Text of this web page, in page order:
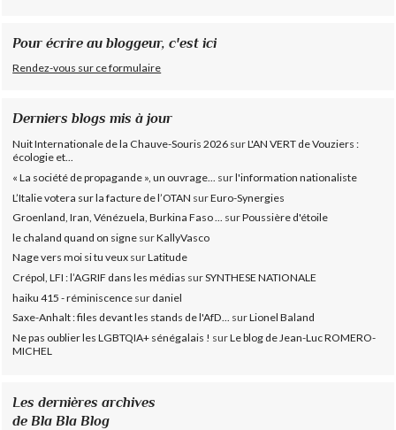
Pour écrire au bloggeur, c'est ici
Rendez-vous sur ce formulaire
Derniers blogs mis à jour
Nuit Internationale de la Chauve-Souris 2026 surL'AN VERT de Vouziers :
écologie et...
« La société de propagande », un ouvrage...
surl'information nationaliste
L’Italie votera sur la facture de l’OTAN surEuro-Synergies
Groenland, Iran, Vénézuela, Burkina Faso ... surPoussière d'étoile
le chaland quand on signe surKallyVasco
Nage vers moi si tu veux surLatitude
Crépol, LFI : l’AGRIF dans les médias surSYNTHESE NATIONALE
haiku 415 - réminiscence sur daniel
Saxe-Anhalt : files devant les stands de l'AfD... surLionel Baland
Ne pas oublier les LGBTQIA+ sénégalais ! surLe blog de Jean-Luc ROMERO-
MICHEL
Les dernières archives
de Bla Bla Blog